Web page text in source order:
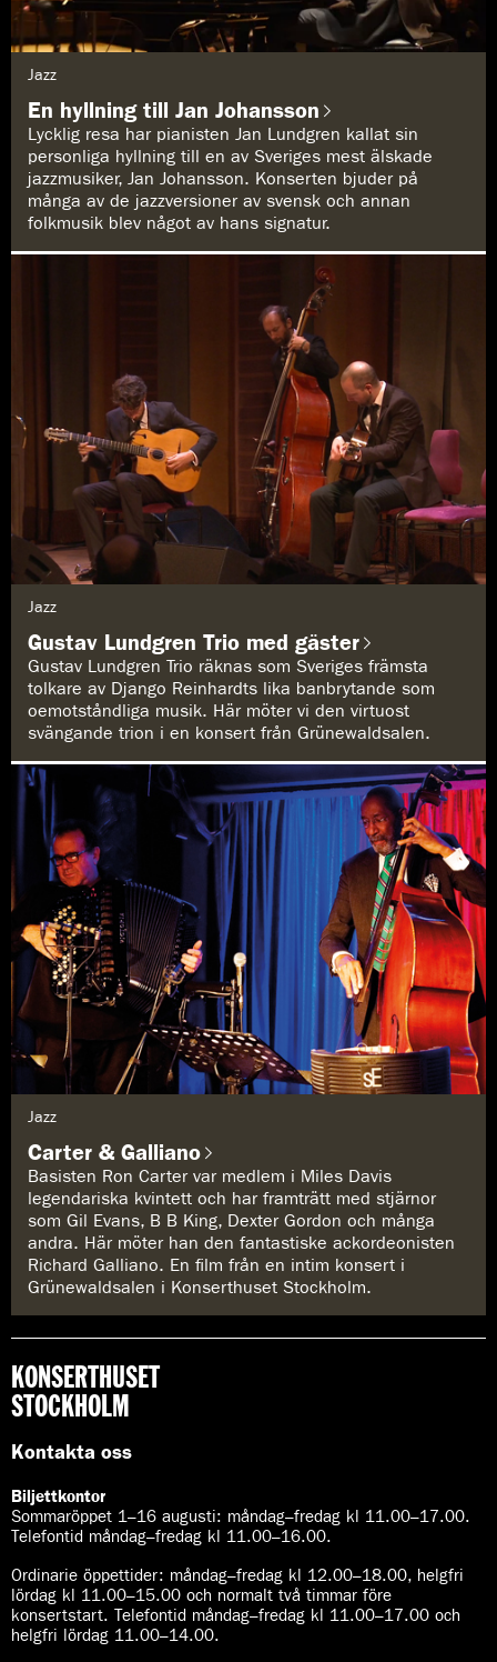
Jazz
En hyllning till Jan Johansson
Lycklig resa har pianisten Jan Lundgren kallat sin
personliga hyllning till en av Sveriges mest älskade
jazzmusiker, Jan Johansson. Konserten bjuder på
många av de jazzversioner av svensk och annan
folkmusik blev något av hans signatur.
Jazz
Gustav Lundgren Trio med gäster
Gustav Lundgren Trio räknas som Sveriges främsta
tolkare av Django Reinhardts lika banbrytande som
oemotståndliga musik. Här möter vi den virtuost
svängande trion i en konsert från Grünewaldsalen.
Jazz
Carter & Galliano
Basisten Ron Carter var medlem i Miles Davis
legendariska kvintett och har framträtt med stjärnor
som Gil Evans, B B King, Dexter Gordon och många
andra. Här möter han den fantastiske ackordeonisten
Richard Galliano. En film från en intim konsert i
Grünewaldsalen i Konserthuset Stockholm.
KONSERTHUSET
STOCKHOLM
Kontakta oss
Biljettkontor
Sommaröppet 1–16 augusti: måndag–fredag kl 11.00–17.00.
Telefontid måndag–fredag kl 11.00–16.00.
Ordinarie öppettider: måndag–fredag kl 12.00–18.00, helgfri
lördag kl 11.00–15.00 och normalt två timmar före
konsertstart. Telefontid måndag–fredag kl 11.00–17.00 och
helgfri lördag 11.00–14.00.